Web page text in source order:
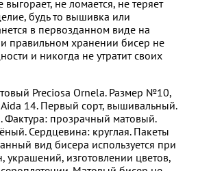
не ломается, не теряет
будь то вышивка или
в первозданном виде на
правильном хранении бисер не
и никогда не утратит своих
Preciosa Ornela. Размер №10,
14. Первый сорт, вышивальный.
Фактура: прозрачный матовый.
Сердцевина: круглая. Пакеты
вид бисера используется при
украшений, изготовлении цветов,